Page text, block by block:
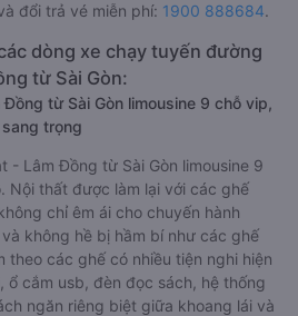
đổi trả vé miễn phí: 1900 888684.
dòng xe chạy tuyến đường
từ Sài Gòn:
từ Sài Gòn limousine 9 chỗ vip,
trọng
- Lâm Đồng từ Sài Gòn limousine 9
Nội thất được làm lại với các ghế
chỉ êm ái cho chuyến hành
không hề bị hầm bí như các ghế
theo các ghế có nhiều tiện nghi hiện
ổ cắm usb, đèn đọc sách, hệ thống
ngăn riêng biệt giữa khoang lái và